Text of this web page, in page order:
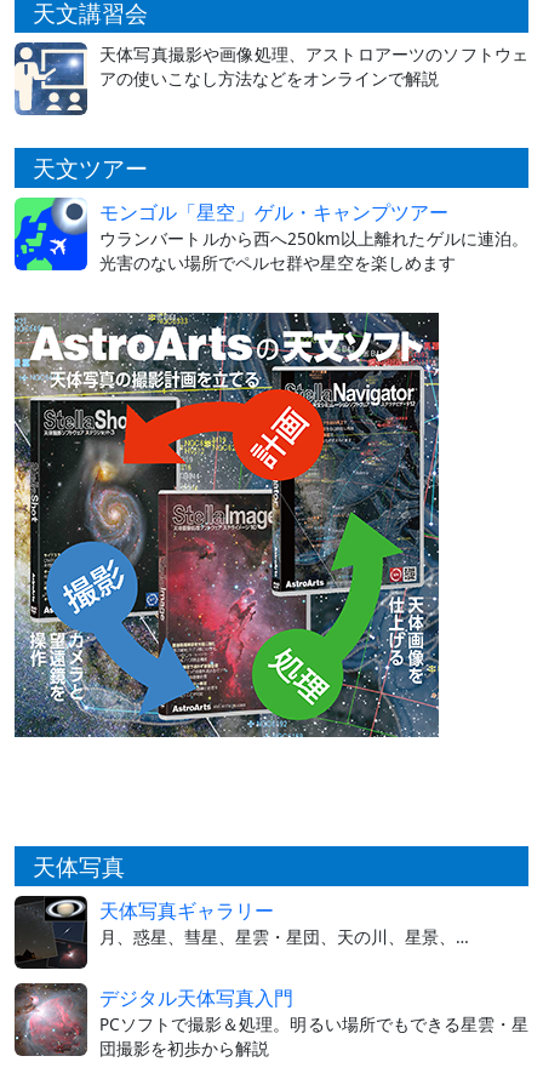
天文講習会
天体写真撮影や画像処理、アストロアーツのソフトウェ
アの使いこなし方法などをオンラインで解説
天文ツアー
モンゴル「星空」ゲル・キャンプツアー
ウランバートルから西へ250km以上離れたゲルに連泊。
光害のない場所でペルセ群や星空を楽しめます
天体写真
天体写真ギャラリー
月、惑星、彗星、星雲・星団、天の川、星景、…
デジタル天体写真入門
PCソフトで撮影＆処理。明るい場所でもできる星雲・星
団撮影を初歩から解説